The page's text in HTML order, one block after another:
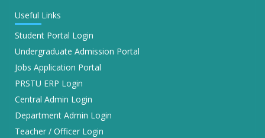
Useful Links
Student Portal Login
Undergraduate Admission Portal
Jobs Application Portal
PRSTU ERP Login
Central Admin Login
Department Admin Login
Teacher / Officer Login